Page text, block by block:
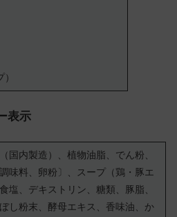
表示
国内製造）、植物油脂、でん粉、
味料、卵粉〕、スープ（鶏・豚エ
塩、デキストリン、糖類、豚脂、
し粉末、酵母エキス、香味油、か